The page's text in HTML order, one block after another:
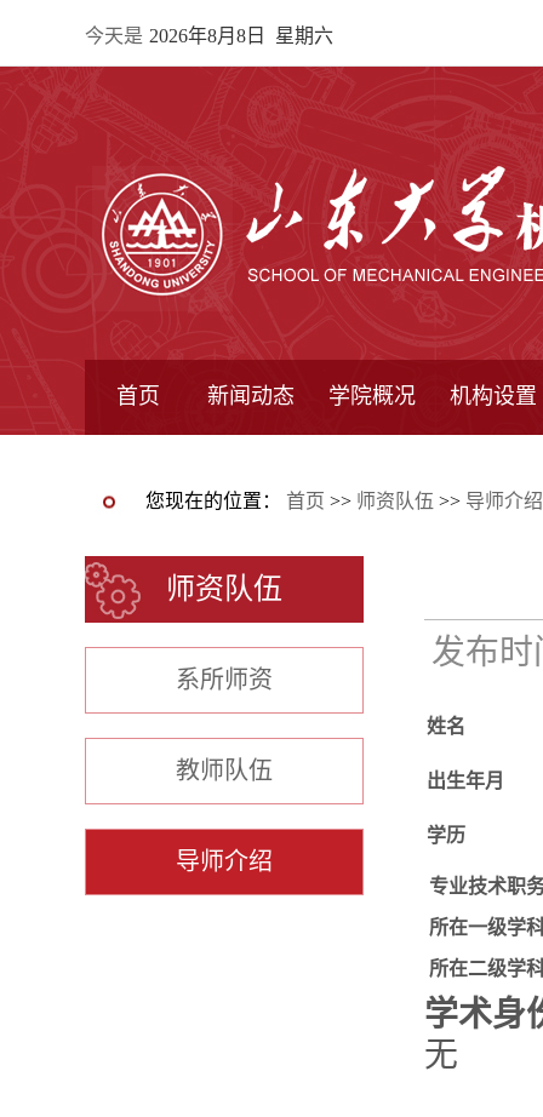
今天是 2026年8月8日 星期六
首页 新闻动态 学院概况 机构设置
您现在的位置： 首页 >> 师资队伍 >> 导师介绍
师资队伍
系所师资
教师队伍
导师介绍
发布
姓名
出生年月
学历
专业技术职
所在一级学
所在二级学
学术身
无